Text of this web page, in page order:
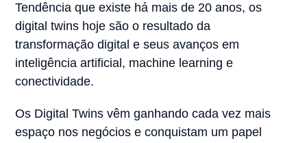
Tendência que existe há mais de 20 anos, os
digital twins hoje são o resultado da
transformação digital e seus avanços em
inteligência artificial, machine learning e
conectividade.
Os Digital Twins vêm ganhando cada vez mais
espaço nos negócios e conquistam um papel